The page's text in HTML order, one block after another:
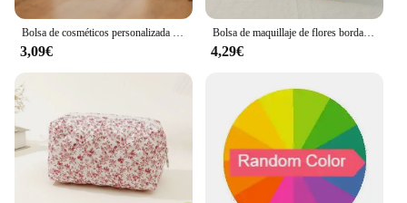
3,09€
Bolsa de maquillaje de flores bordadas para mujer, arte Simple, portátil, estuche de almacenamiento de gran capacidad, recién llegado
4,29€